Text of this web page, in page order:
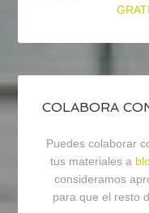
COLABORA
Puedes colaborar
tus materiales a
consideramos
para que el resto